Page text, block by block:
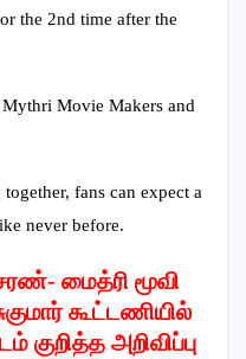
the 2nd time after the
Movie Makers and
fans can expect a
never before.
மைத்ரி மூவி
கூட்டணியில்
குறித்த அறிவிப்பு